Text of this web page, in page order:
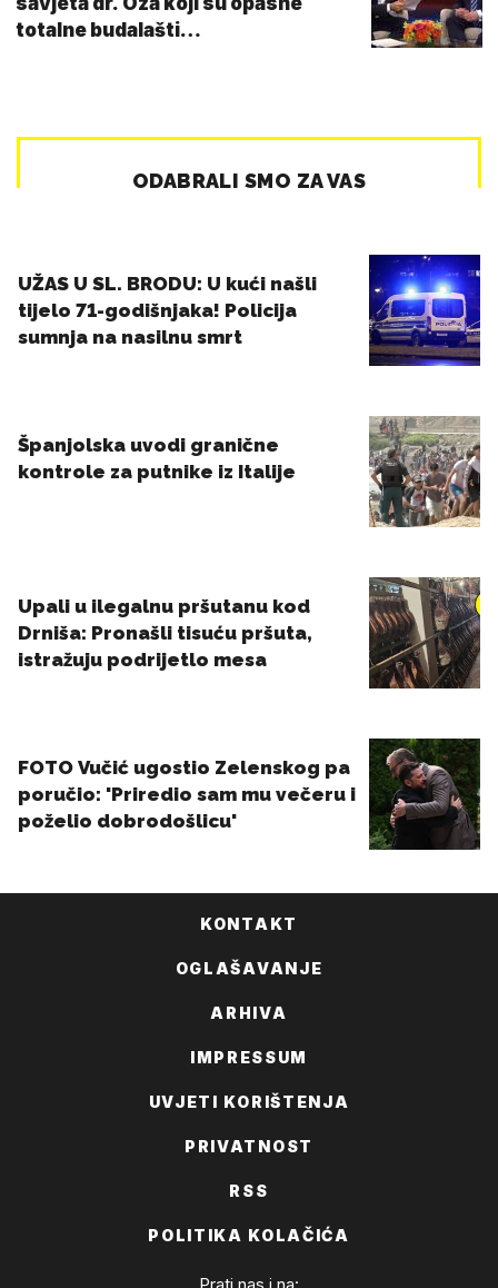
totalne budalašti…
KONTAKT
OGLAŠAVANJE
ARHIVA
IMPRESSUM
UVJETI KORIŠTENJA
PRIVATNOST
RSS
POLITIKA KOLAČIĆA
Prati nas i na: